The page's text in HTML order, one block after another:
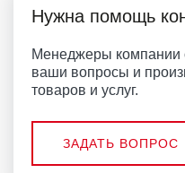
Нужна помощь
Менеджеры компании
ваши вопросы и
товаров и услуг.
ЗАДАТЬ ВОПРОС